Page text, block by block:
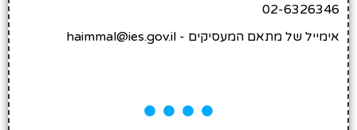
02-6326346
אימייל של מתאם המעסיקים - haimmal@ies.gov.il